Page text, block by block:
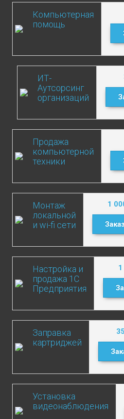
Компьютерная
помощь
ИТ-
Аутсорсинг
организаций
Продажа
компьютерной
техники
Монтаж
локальной
и wi-fi сети
1
Настройка и
продажа 1С
Предприятия
Заправка
картриджей
Установка
видеонаблюдения